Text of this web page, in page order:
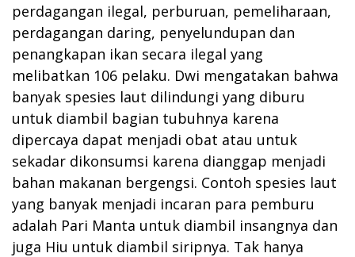
perdagangan ilegal, perburuan, pemeliharaan,
perdagangan daring, penyelundupan dan
penangkapan ikan secara ilegal yang
melibatkan 106 pelaku. Dwi mengatakan bahwa
banyak spesies laut dilindungi yang diburu
untuk diambil bagian tubuhnya karena
dipercaya dapat menjadi obat atau untuk
sekadar dikonsumsi karena dianggap menjadi
bahan makanan bergengsi. Contoh spesies laut
yang banyak menjadi incaran para pemburu
adalah Pari Manta untuk diambil insangnya dan
juga Hiu untuk diambil siripnya. Tak hanya